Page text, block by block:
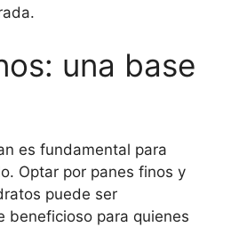
una base
es fundamental para
Optar por panes finos y
puede ser
beneficioso para quienes